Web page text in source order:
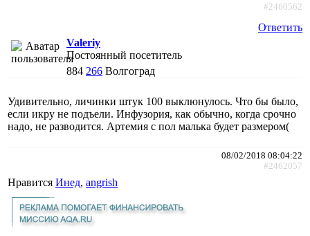
#2460562
Ответить
Valeriy
Постоянный посетитель
884 266 Волгоград
Удивительно, личинки штук 100 выклюнулось. Что бы было,
если икру не подъели. Инфузория, как обычно, когда срочно
надо, не разводится. Артемия с пол малька будет размером(
08/02/2018 08:04:22
#2462057
Нравится Инед, angrish